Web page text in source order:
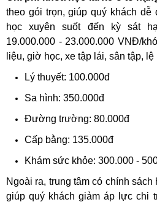
theo gói trọn, giúp quý khách dễ
học xuyên suốt đến kỳ sát
19.000.000 - 23.000.000 VNĐ/
liệu, giờ học, xe tập lái, sân tập,
Lý thuyết: 100.000đ
Sa hình: 350.000đ
Đường trường: 80.000đ
Cấp bằng: 135.000đ
Khám sức khỏe: 300.000 -
Ngoài ra, trung tâm có chính
giúp quý khách giảm áp lực chi